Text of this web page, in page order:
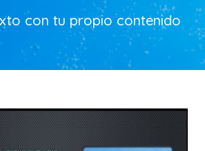
con tu propio contenido